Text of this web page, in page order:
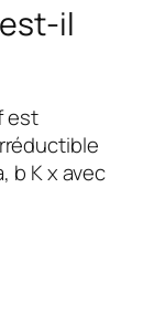
il
est
b K x avec